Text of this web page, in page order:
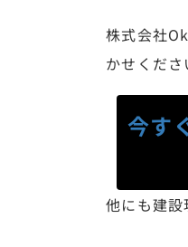
株式会社
かせくだ
今す
他にも建設